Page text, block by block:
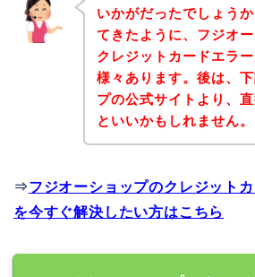
いかがだったでしょう
てきたように、フジオ
クレジットカードエラ
様々あります。後は、
プの公式サイトより、
といいかもしれません。
⇒フジオーショップのクレジット
を今すぐ解決したい方はこちら